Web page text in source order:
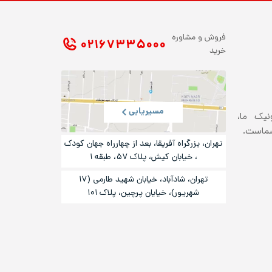
ما،
فروش و مشاوره
خرید
۰۲۱ ۶۷۳۳۵۰۰۰
مسیریابی
تهران، بزرگراه آفریقا، بعد از چهارراه جهان کودک
، خیابان کیش، پلاک ۵۷، طبقه ۱
تهران، شادآباد، خیابان شهید طارمی (۱۷
شهریور)، خیایان پرچین، پلاک ۱۰۱